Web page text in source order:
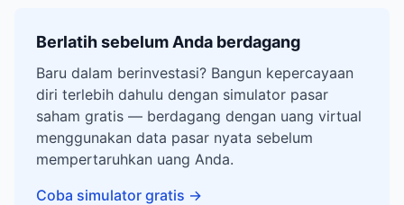
Berlatih sebelum Anda berdagang
Baru dalam berinvestasi? Bangun kepercayaan
diri terlebih dahulu dengan simulator pasar
saham gratis — berdagang dengan uang virtual
menggunakan data pasar nyata sebelum
mempertaruhkan uang Anda.
Coba simulator gratis →